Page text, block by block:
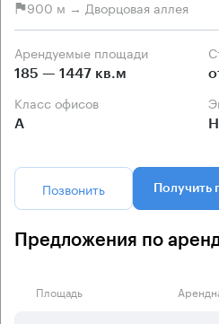
900 м → Дворцовая аллея
Арендуемые площади
185 — 1447 кв.м
Класс офисов
А
Позвонить Получить
Предложения по
Площадь